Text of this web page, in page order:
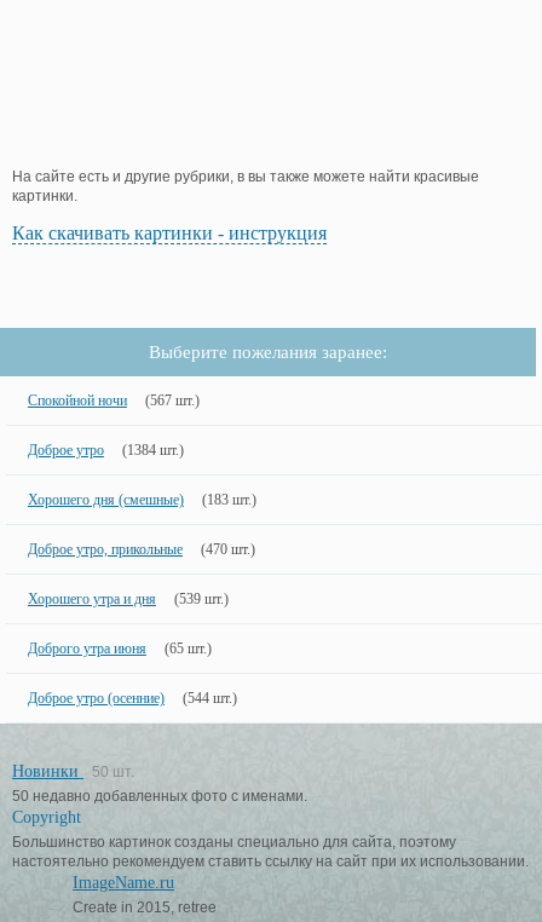
На сайте есть и другие рубрики, в вы также можете найти красивые
картинки.
Как скачивать картинки - инструкция
Выберите пожелания заранее:
Спокойной ночи (567 шт.)
Доброе утро (1384 шт.)
Хорошего дня (смешные) (183 шт.)
Доброе утро, прикольные (470 шт.)
Хорошего утра и дня (539 шт.)
Доброго утра июня (65 шт.)
Доброе утро (осенние) (544 шт.)
Новинки
50 шт.
50 недавно добавленных фото с именами.
Copyright
Большинство картинок созданы специально для сайта, поэтому
настоятельно рекомендуем ставить ссылку на сайт при их использовании.
ImageName.ru
Create in 2015, retree